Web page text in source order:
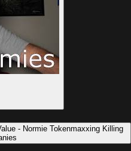
- Normie Tokenmaxxing Killing